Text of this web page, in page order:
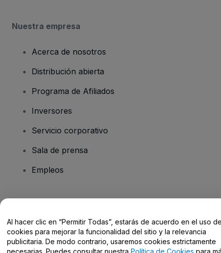
Nuestra empresa
Acerca de nosotros
Distribución abierta
Programa de Afiliados
Inversores
Servicio corporativo
Sala de prensa
Empleos
Centro de Ayuda / Contacto
Al hacer clic en “Permitir Todas”, estarás de acuerdo en el uso
cookies para mejorar la funcionalidad del sitio y la relevancia
publicitaria. De modo contrario, usaremos cookies estrictamente
necesarias. Puedes consultar nuestra Política de Cookies para